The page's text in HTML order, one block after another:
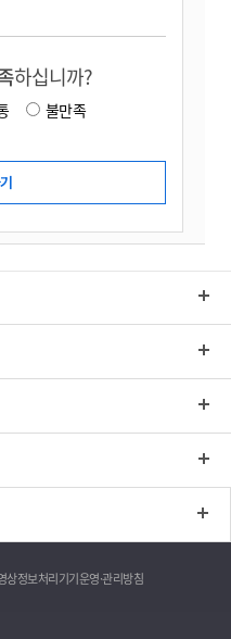
하십니까?
불만족
상정보처리기기운영·관리방침